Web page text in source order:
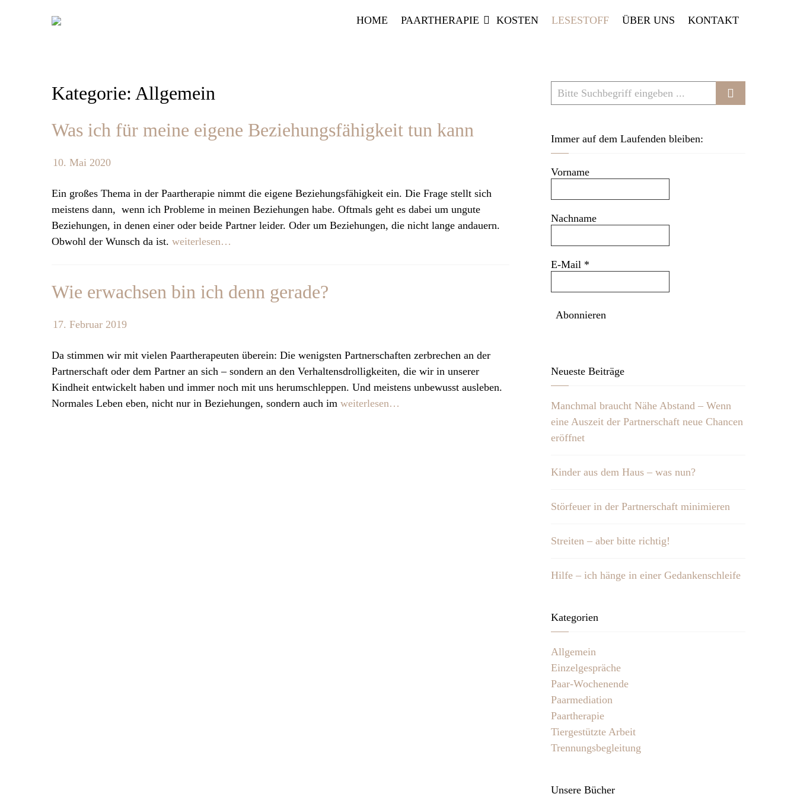
HOME PAARTHERAPIE KOSTEN LESESTOFF ÜBER UNS KONTAKT
Kategorie: Allgemein
Was ich für meine eigene Beziehungsfähigkeit tun kann
10. Mai 2020
Ein großes Thema in der Paartherapie nimmt die eigene Beziehungsfähigkeit ein. Die Frage stellt sich
meistens dann, wenn ich Probleme in meinen Beziehungen habe. Oftmals geht es dabei um ungute
Beziehungen, in denen einer oder beide Partner leider. Oder um Beziehungen, die nicht lange andauern.
Obwohl der Wunsch da ist. weiterlesen…
Wie erwachsen bin ich denn gerade?
17. Februar 2019
Da stimmen wir mit vielen Paartherapeuten überein: Die wenigsten Partnerschaften zerbrechen an der
Partnerschaft oder dem Partner an sich – sondern an den Verhaltensdrolligkeiten, die wir in unserer
Kindheit entwickelt haben und immer noch mit uns herumschleppen. Und meistens unbewusst ausleben.
Normales Leben eben, nicht nur in Beziehungen, sondern auch im weiterlesen…
Immer auf dem Laufenden bleiben:
Vorname
Nachname
E-Mail *
Neueste Beiträge
Manchmal braucht Nähe Abstand – Wenn
eine Auszeit der Partnerschaft neue Chancen
eröffnet
Kinder aus dem Haus – was nun?
Störfeuer in der Partnerschaft minimieren
Streiten – aber bitte richtig!
Hilfe – ich hänge in einer Gedankenschleife
Kategorien
Allgemein
Einzelgespräche
Paar-Wochenende
Paarmediation
Paartherapie
Tiergestützte Arbeit
Trennungsbegleitung
Unsere Bücher